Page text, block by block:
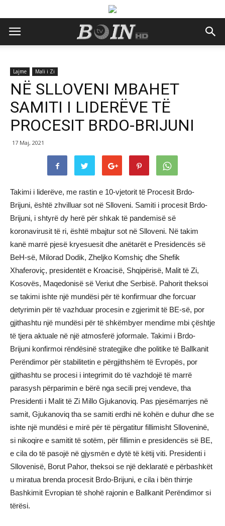
Lajme Mali i Zi
NË SLLOVENI MBAHET
SAMITI I LIDERËVE TË
PROCESIT BRDO-BRIJUNI
17 Maj, 2021
Takimi i liderëve, me rastin e 10-vjetorit të Procesit Brdo-
Brijuni, është zhvilluar sot në Slloveni. Samiti i procesit Brdo-
Brijuni, i shtyrë dy herë për shkak të pandemisë së
koronavirusit të ri, është mbajtur sot në Slloveni. Në takim
kanë marrë pjesë kryesuesit dhe anëtarët e Presidencës së
BeH-së, Milorad Dodik, Zheljko Komshiç dhe Shefik
Xhaferoviç, presidentët e Kroacisë, Shqipërisë, Malit të Zi,
Kosovës, Maqedonisë së Veriut dhe Serbisë. Pahorit theksoi
se takimi ishte një mundësi për të konfirmuar dhe forcuar
detyrimin për të vazhduar procesin e zgjerimit të BE-së, por
gjithashtu një mundësi për të shkëmbyer mendime mbi çështje
të tjera aktuale në një atmosferë joformale. Takimi i Brdo-
Brijuni konfirmoi rëndësinë strategjike dhe politike të Ballkanit
Perëndimor për stabilitetin e përgjithshëm të Evropës, por
gjithashtu se procesi i integrimit do të vazhdojë të marrë
parasysh përparimin e bërë nga secili prej vendeve, tha
Presidenti i Malit të Zi Millo Gjukanoviq. Pas pjesëmarrjes në
samit, Gjukanoviq tha se samiti erdhi në kohën e duhur dhe se
ishte një mundësi e mirë për të përgatitur fillimisht Slloveninë,
si nikoqire e samitit të sotëm, për fillimin e presidencës së BE,
e cila do të pasojë në gjysmën e dytë të këtij viti. Presidenti i
Sllovenisë, Borut Pahor, theksoi se një deklaratë e përbashkët
u miratua brenda procesit Brdo-Brijuni, e cila i bën thirrje
Bashkimit Evropian të shohë rajonin e Ballkanit Perëndimor si
tërësi.